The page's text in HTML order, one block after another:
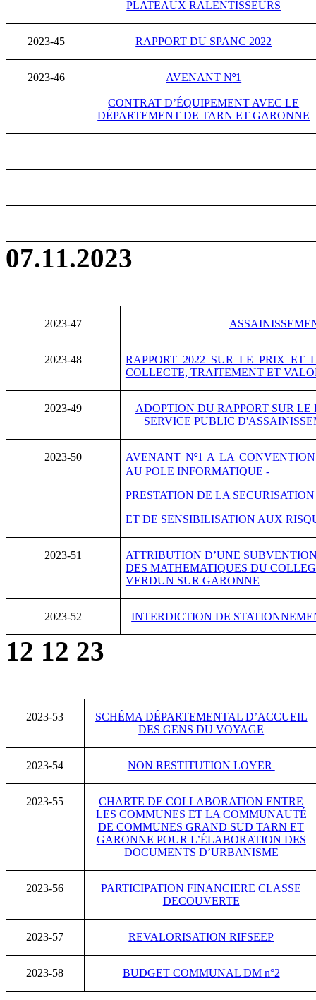
PLATEAUX RALENTISSEURS
2023-45 RAPPORT DU SPANC 2022
2023-46 AVENANT N°1
CONTRAT D’ÉQUIPEMENT AVEC LE
DÉPARTEMENT DE TARN ET GARONNE
07.11.2023
2023-47
2023-48
RAPPORT 2022 SUR LE PRIX ET
COLLECTE, TRAITEMENT ET
2023-49
ADOPTION DU RAPPORT SUR
SERVICE PUBLIC
2023-50 AVENANT N°1 A LA
AU POLE INFORMATIQUE -
PRESTATION DE LA
ET DE SENSIBILISATION AUX
2023-51
ATTRIBUTION D’UNE
DES MATHEMATIQUES DU
VERDUN SUR GARONNE
2023-52 INTERDICTION DE
12 12 23
2023-53
SCHÉMA DÉPARTEMENTAL D’ACCUEIL
DES GENS DU VOYAGE
2023-54 NON RESTITUTION LOYER
2023-55
CHARTE DE COLLABORATION ENTRE
LES COMMUNES ET LA COMMUNAUTÉ
DE COMMUNES GRAND SUD TARN ET
GARONNE POUR L’ÉLABORATION DES
DOCUMENTS D’URBANISME
2023-56
PARTICIPATION FINANCIERE CLASSE
DECOUVERTE
2023-57 REVALORISATION RIFSEEP
2023-58 BUDGET COMMUNAL DM n°2